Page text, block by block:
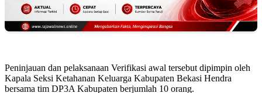
Peninjauan dan pelaksanaan Verifikasi awal tersebut dipimpin oleh
Kapala Seksi Ketahanan Keluarga Kabupaten Bekasi Hendra
bersama tim DP3A Kabupaten berjumlah 10 orang.